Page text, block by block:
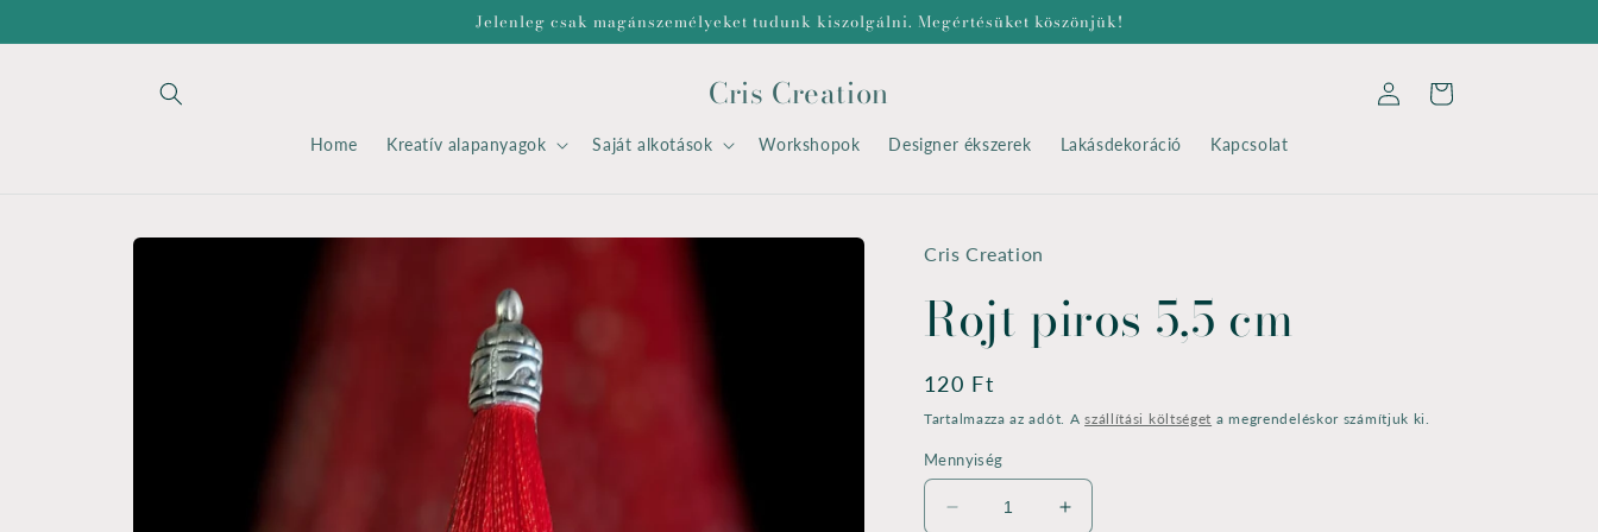
Jelenleg csak magánszemélyeket tudunk kiszolgálni. Megértésüket köszönjük!
Cris Creation
Home Kreatív alapanyagok Saját alkotások Workshopok Designer ékszerek Lakásdekoráció Kapcsolat
BejelentkezésKosár
Kihagyás, és
Cris Creation
Rojt piros 5,5 cm
Normál
ár
120 Ft
Tartalmazza az adót. Aszállítási költséget a megrendeléskor számítjuk ki.
Mennyiség
Rojt